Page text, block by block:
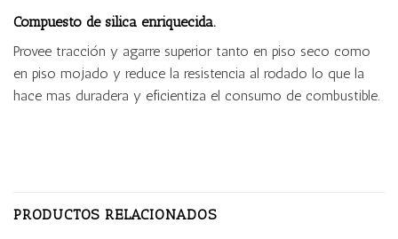
Compuesto de silica enriquecida.
Provee tracción y agarre superior tanto en piso seco como
en piso mojado y reduce la resistencia al rodado lo que la
hace mas duradera y eficientiza el consumo de combustible.
PRODUCTOS RELACIONADOS